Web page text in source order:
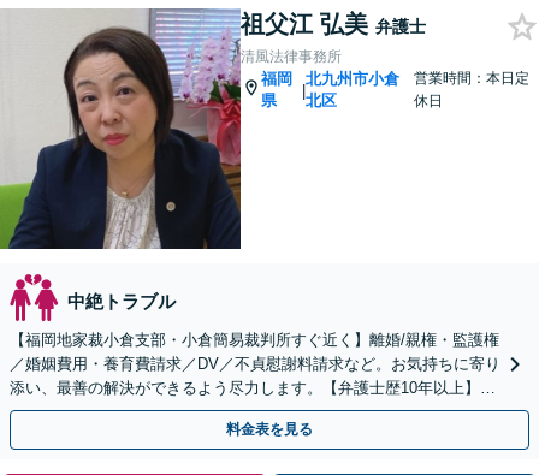
祖父江 弘美 弁護士
清風法律事務所
福岡
県
|
北九州市小倉
北区
営業時間：本日定
休日
中絶トラブル
【福岡地家裁小倉支部・小倉簡易裁判所すぐ近く】離婚/親権・監護権
／婚姻費用・養育費請求／DV／不貞慰謝料請求など。お気持ちに寄り
添い、最善の解決ができるよう尽力します。【弁護士歴10年以上】前
を向くお手伝いをいたします
料金表を見る